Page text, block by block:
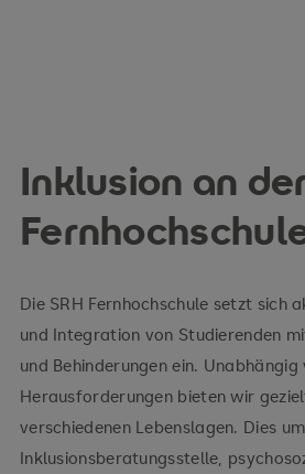
Inklusion an
Die SRH Fernhochschule setzt sich
und Integration von Studierenden
und Behinderungen ein.
Herausforderungen bieten wir
verschiedenen Lebenslagen. Dies
Inklusionsberatungsstelle,